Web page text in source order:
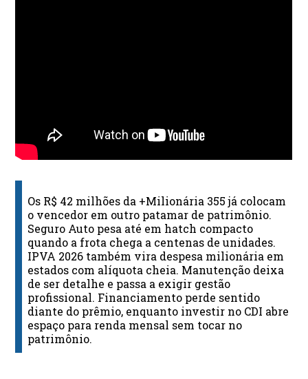
Os R$ 42 milhões da +Milionária 355 já colocam
o vencedor em outro patamar de patrimônio.
Seguro Auto pesa até em hatch compacto
quando a frota chega a centenas de unidades.
IPVA 2026 também vira despesa milionária em
estados com alíquota cheia. Manutenção deixa
de ser detalhe e passa a exigir gestão
profissional. Financiamento perde sentido
diante do prêmio, enquanto investir no CDI abre
espaço para renda mensal sem tocar no
patrimônio.